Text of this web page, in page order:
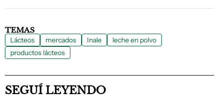
TEMAS
Lácteos mercados Inale
leche en polvo
productos lácteos
SEGUÍ LEYENDO